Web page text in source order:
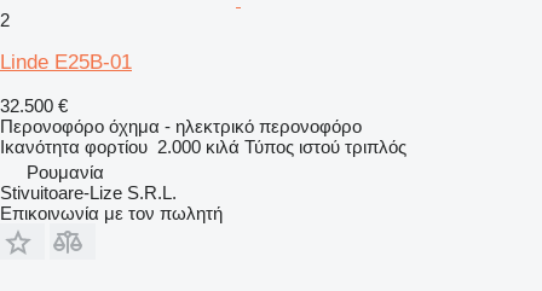
2
Linde E25B-01
32.500 €
Περονοφόρο όχημα - ηλεκτρικό περονοφόρο
Ικανότητα φορτίου 2.000 κιλά Τύπος ιστού τριπλός
Ρουμανία
Stivuitoare-Lize S.R.L.
Επικοινωνία με τον πωλητή